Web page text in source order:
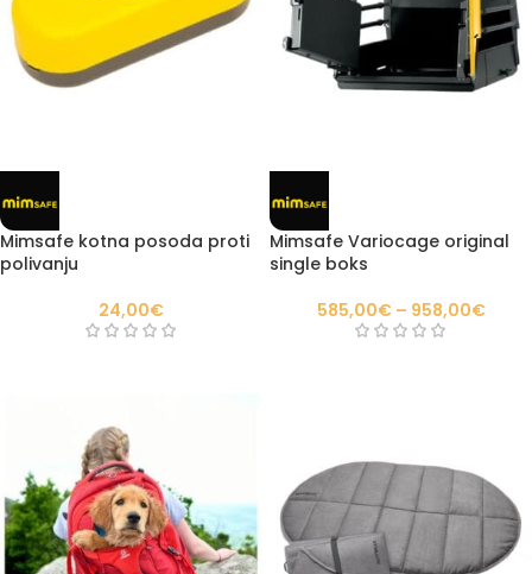
Mimsafe kotna posoda proti
polivanju
24,00€
Mimsafe Variocage original
single boks
585,00€ – 958,00€